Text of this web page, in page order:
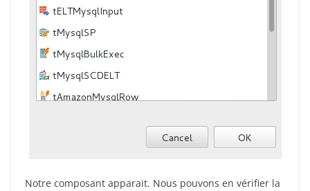
Notre composant apparait. Nous pouvons en vérifier la